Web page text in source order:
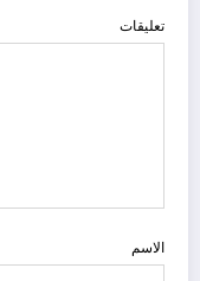
تعليقات
الاسم